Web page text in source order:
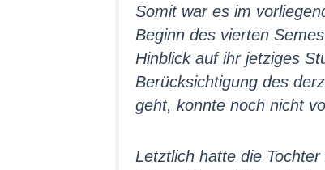
Somit war es im
Beginn des vierten
Hinblick auf ihr jetziges
Berücksichtigung des
geht, konnte noch nicht
Letztlich hatte die